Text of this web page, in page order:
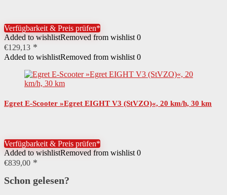
Verfügbarkeit & Preis prüfen*
Added to wishlistRemoved from wishlist 0
€129,13
Added to wishlistRemoved from wishlist 0
Egret E-Scooter »Egret EIGHT V3 (StVZO)«, 20 km/h, 30 km
Verfügbarkeit & Preis prüfen*
Added to wishlistRemoved from wishlist 0
€839,00
Schon gelesen?